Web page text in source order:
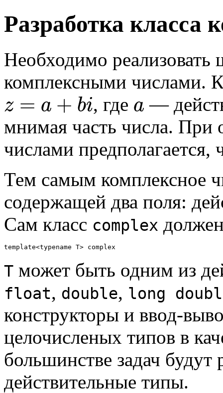
Разработка класса
Необходимо
комплексными числами.
z = a + bi, где a —
мнимая часть числа. При
числами предполагается,
Тем самым комплексное
содержащей два поля:
Сам класс complex
T может быть одним из
float, double, long
конструкторы и ввод-
целочисленых типов в
большинстве задач будут
действительные типы.